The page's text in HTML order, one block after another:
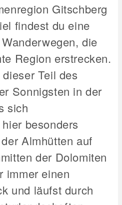
Gitschberg
findest du eine
die
Region erstrecken.
Teil des
Sonnigsten in der
sich
besonders
Almhütten auf
der Dolomiten
immer einen
und läufst durch